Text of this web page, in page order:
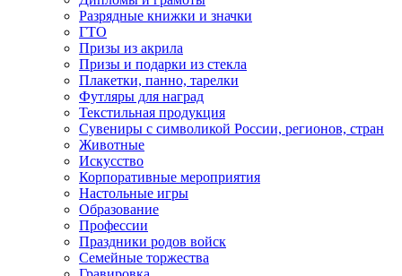
Разрядные книжки и значки
ГТО
Призы из акрила
Призы и подарки из стекла
Плакетки, панно, тарелки
Футляры для наград
Текстильная продукция
Сувениры с символикой России, регионов, стран
Животные
Искусство
Корпоративные мероприятия
Настольные игры
Образование
Профессии
Праздники родов войск
Семейные торжества